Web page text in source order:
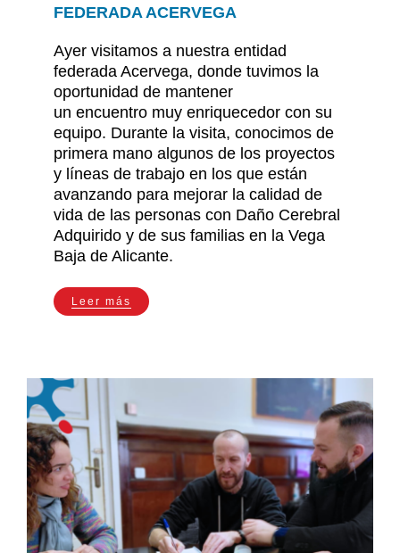
FEDERADA ACERVEGA
Ayer visitamos a nuestra entidad
federada Acervega, donde tuvimos la
oportunidad de mantener
un encuentro muy enriquecedor con su
equipo. Durante la visita, conocimos de
primera mano algunos de los proyectos
y líneas de trabajo en los que están
avanzando para mejorar la calidad de
vida de las personas con Daño Cerebral
Adquirido y de sus familias en la Vega
Baja de Alicante.
Leer más